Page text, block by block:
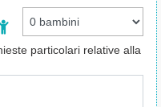
particolari relative alla